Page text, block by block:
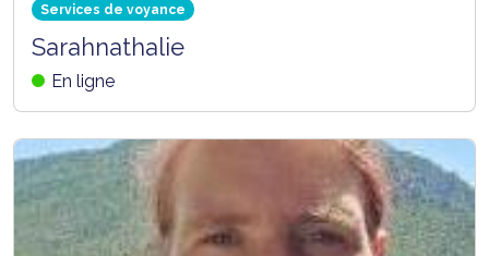
Services de voyance
Sarahnathalie
En ligne